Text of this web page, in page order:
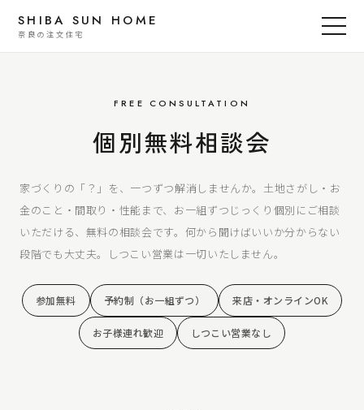
SHIBA SUN HOME
奈良の注文住宅
FREE CONSULTATION
個別無料相談会
家づくりの「？」を、一つずつ解消しませんか。土地さがし・お
金のこと・間取り・性能まで、お一組ずつじっくり個別にご相談
いただける、無料の相談会です。何から聞けばいいか分からない
段階でも大丈夫。しつこい営業は一切いたしません。
参加無料 予約制（お一組ずつ） 来店・オンラインOK
お子様連れ歓迎 しつこい営業なし